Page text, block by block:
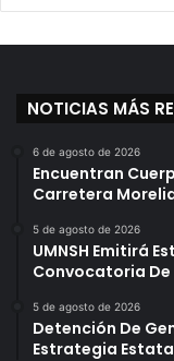
NOTICIAS MÁS
6 de agosto de 2026
Encuentran
Carretera
5 de agosto de 2026
UMNSH Emitirá
Convocatoria De
5 de agosto de 2026
Detención De
Estrategia